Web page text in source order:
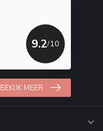
9.2/10
BEKIJK MEER